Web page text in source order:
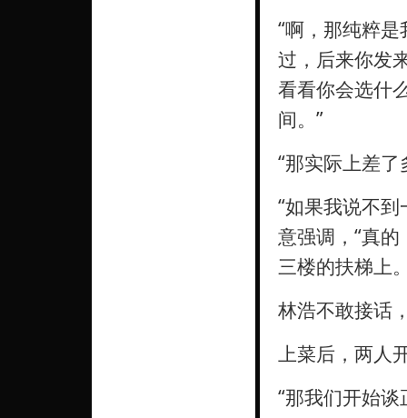
“啊，那纯粹
过，后来你发
看看你会选什
间。”
“那实际上差了
“如果我说不
意强调，“真的
三楼的扶梯上
林浩不敢接话
上菜后，两人
“那我们开始